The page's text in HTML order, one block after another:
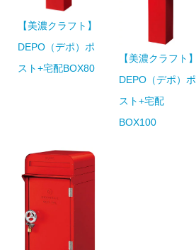
【美濃クラフト】
DEPO（デポ）ポ
スト+宅配BOX80
【美濃クラフト】
DEPO（デポ）ポ
スト+宅配
BOX100